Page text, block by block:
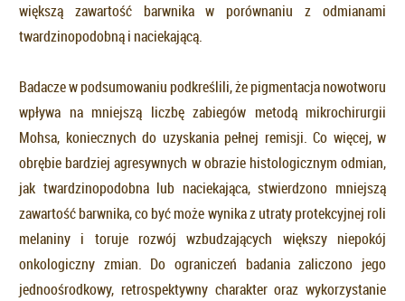
większą zawartość barwnika w porównaniu z odmianami
twardzinopodobną i naciekającą.
Badacze w podsumowaniu podkreślili, że pigmentacja nowotworu
wpływa na mniejszą liczbę zabiegów metodą mikrochirurgii
Mohsa, koniecznych do uzyskania pełnej remisji. Co więcej, w
obrębie bardziej agresywnych w obrazie histologicznym odmian,
jak twardzinopodobna lub naciekająca, stwierdzono mniejszą
zawartość barwnika, co być może wynika z utraty protekcyjnej roli
melaniny i toruje rozwój wzbudzających większy niepokój
onkologiczny zmian. Do ograniczeń badania zaliczono jego
jednoośrodkowy, retrospektywny charakter oraz wykorzystanie